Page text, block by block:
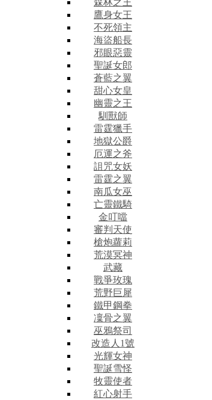
森林之王
鷹身女王
不死領主
海盜船長
邪眼惡靈
聖誕女郎
蒼藍之翼
甜心女皇
幽靈之王
馴獸師
雷霆獵手
地獄公爵
厄運之斧
詛咒女妖
雷霆之翼
南瓜女巫
亡靈鐵騎
金叮噹
審判天使
槍炮蘿莉
荒漠冥神
武藏
戰爭玫瑰
荒野巨犀
鐵甲鋼拳
凜骨之翼
巫鴉祭司
改造人1號
光輝女神
聖誕雪怪
牧靈使者
紅心射手